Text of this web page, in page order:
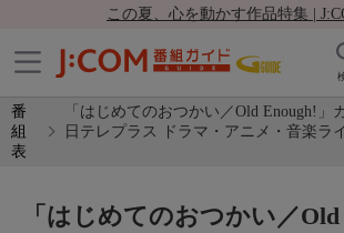
この夏、心を動かす作品特集 |
番
組
表
「はじめてのおつかい／Old Enough!」
日テレプラス ドラマ・アニメ・音楽ラ
「はじめてのおつかい／Old